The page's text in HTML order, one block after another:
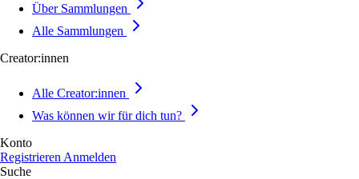
Über Sammlungen
Alle Sammlungen
Creator:innen
Alle Creator:innen
Was können wir für dich tun?
Konto
Registrieren Anmelden
Suche